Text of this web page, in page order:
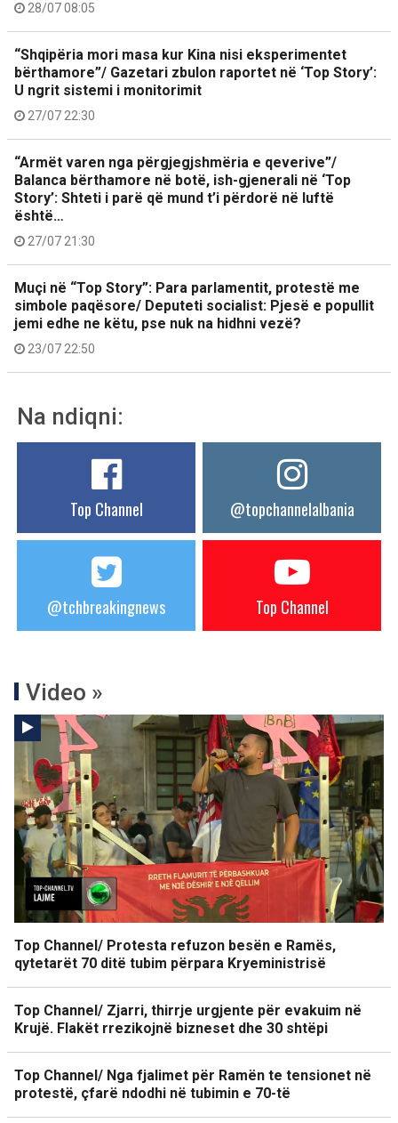
28/07 08:05
“Shqipëria mori masa kur Kina nisi eksperimentet
bërthamore”/ Gazetari zbulon raportet në ‘Top Story’:
U ngrit sistemi i monitorimit
27/07 22:30
“Armët varen nga përgjegjshmëria e qeverive”/
Balanca bërthamore në botë, ish-gjenerali në ‘Top
Story’: Shteti i parë që mund t’i përdorë në luftë
është…
27/07 21:30
Muçi në “Top Story”: Para parlamentit, protestë me
simbole paqësore/ Deputeti socialist: Pjesë e popullit
jemi edhe ne këtu, pse nuk na hidhni vezë?
23/07 22:50
Na ndiqni:
Top Channel @topchannelalbania
@tchbreakingnews Top Channel
Video »
Top Channel/ Protesta refuzon besën e Ramës,
qytetarët 70 ditë tubim përpara Kryeministrisë
Top Channel/ Zjarri, thirrje urgjente për evakuim në
Krujë. Flakët rrezikojnë bizneset dhe 30 shtëpi
Top Channel/ Nga fjalimet për Ramën te tensionet në
protestë, çfarë ndodhi në tubimin e 70-të